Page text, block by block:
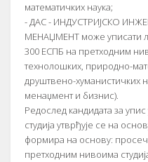
математичких наука;
- ДАС - ИНДУСТРИЈСКО
МЕНАЏМЕНТ може уписати
300 ЕСПБ на претходним
технолошких, природно-
друштвено-хуманистичких
менаџмент и бизнис).
Редослед кандидата за
студија утврђује се на
формира на основу:
претходним нивоима